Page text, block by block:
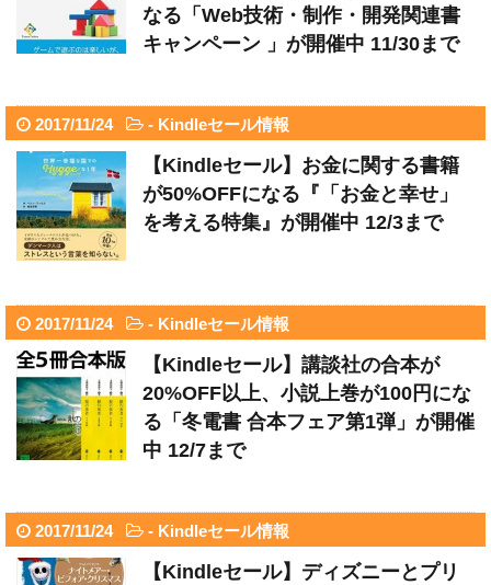
なる「Web技術・制作・開発関連書
キャンペーン 」が開催中 11/30まで
2017/11/24 - Kindleセール情報
【Kindleセール】お金に関する書籍
が50%OFFになる『「お金と幸せ」
を考える特集』が開催中 12/3まで
2017/11/24 - Kindleセール情報
【Kindleセール】講談社の合本が
20%OFF以上、小説上巻が100円にな
る「冬電書 合本フェア第1弾」が開催
中 12/7まで
2017/11/24 - Kindleセール情報
【Kindleセール】ディズニーとプリ